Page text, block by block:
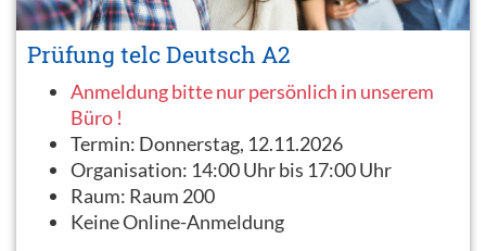
Prüfung telc Deutsch A2
Anmeldung bitte nur persönlich in unserem
Büro !
Termin: Donnerstag, 12.11.2026
Organisation: 14:00 Uhr bis 17:00 Uhr
Raum: Raum 200
Keine Online-Anmeldung